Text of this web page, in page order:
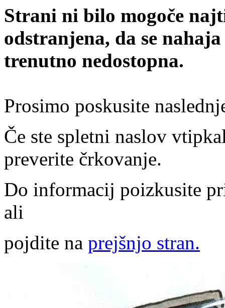
Strani ni bilo mogoče
odstranjena, da se
trenutno nedostopna.
Prosimo poskusite
Če ste spletni naslov
preverite črkovanje.
Do informacij poizkusite
ali
pojdite na prejšnjo stran.